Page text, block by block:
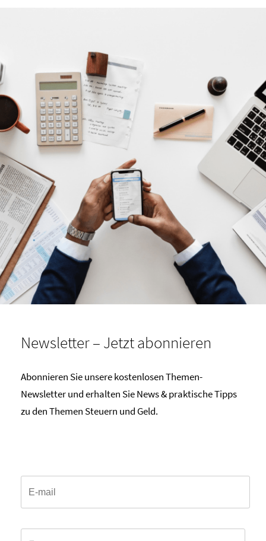
Newsletter – Jetzt abonnieren
Abonnieren Sie unsere kostenlosen Themen-
Newsletter und erhalten Sie News & praktische Tipps
zu den Themen Steuern und Geld.